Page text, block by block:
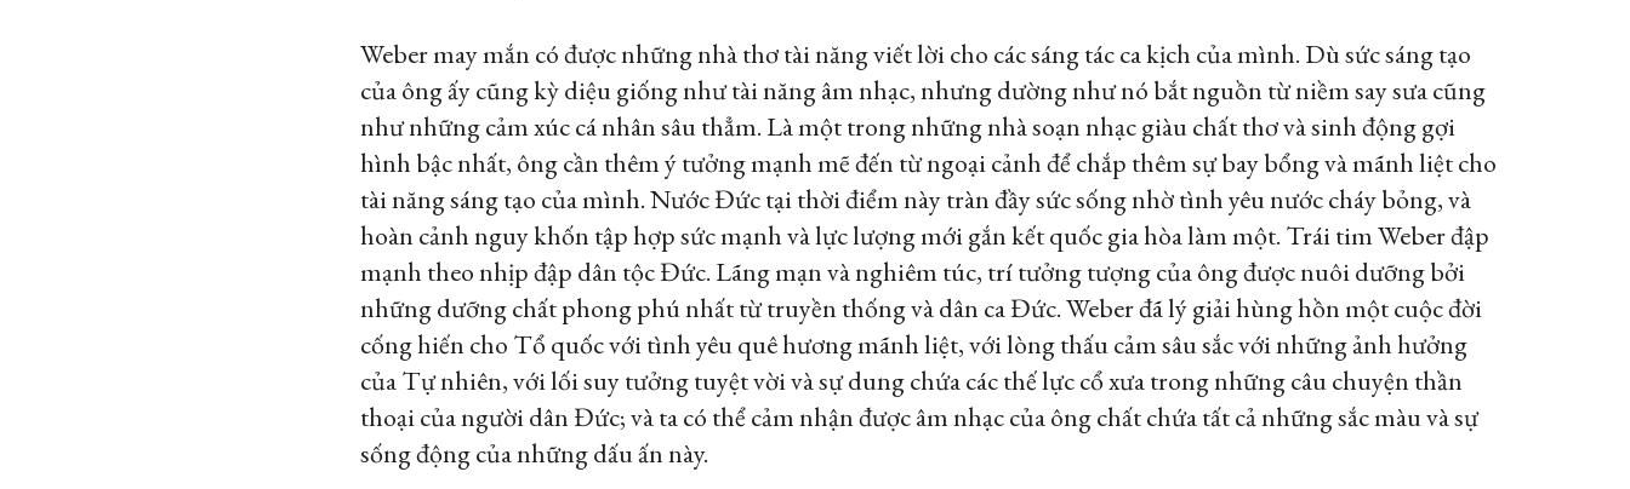
Weber may mắn có được những nhà thơ tài năng viết lời cho các sáng tác ca kịch của mình. Dù sức sáng tạo
của ông ấy cũng kỳ diệu giống như tài năng âm nhạc, nhưng dường như nó bắt nguồn từ niềm say sưa cũng
như những cảm xúc cá nhân sâu thẳm. Là một trong những nhà soạn nhạc giàu chất thơ và sinh động gợi
hình bậc nhất, ông cần thêm ý tưởng mạnh mẽ đến từ ngoại cảnh để chắp thêm sự bay bổng và mãnh liệt cho
tài năng sáng tạo của mình. Nước Đức tại thời điểm này tràn đầy sức sống nhờ tình yêu nước cháy bỏng, và
hoàn cảnh nguy khốn tập hợp sức mạnh và lực lượng mới gắn kết quốc gia hòa làm một. Trái tim Weber đập
mạnh theo nhịp đập dân tộc Đức. Lãng mạn và nghiêm túc, trí tưởng tượng của ông được nuôi dưỡng bởi
những dưỡng chất phong phú nhất từ truyền thống và dân ca Đức. Weber đã lý giải hùng hồn một cuộc đời
cống hiến cho Tổ quốc với tình yêu quê hương mãnh liệt, với lòng thấu cảm sâu sắc với những ảnh hưởng
của Tự nhiên, với lối suy tưởng tuyệt vời và sự dung chứa các thế lực cổ xưa trong những câu chuyện thần
thoại của người dân Đức; và ta có thể cảm nhận được âm nhạc của ông chất chứa tất cả những sắc màu và sự
sống động của những dấu ấn này.